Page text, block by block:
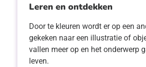
Leren en ontdekken
Door te kleuren wordt er op een
gekeken naar een illustratie of
vallen meer op en het onderwerp
leven.